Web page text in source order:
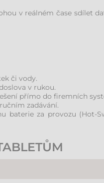
v reálném čase sdílet
či vody.
v rukou.
přímo do firemních
zadávání.
baterie za provozu (Hot-